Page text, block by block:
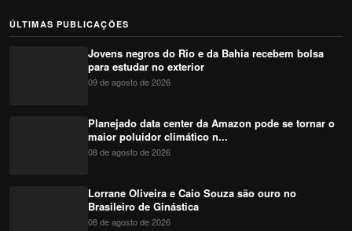
ÚLTIMAS PUBLICAÇÕES
Jovens negros do Rio e da Bahia recebem bolsa
para estudar no exterior
09 de agosto de 2026
Planejado data center da Amazon pode se tornar o
maior poluidor climático n...
08 de agosto de 2026
Lorrane Oliveira e Caio Souza são ouro no
Brasileiro de Ginástica
08 de agosto de 2026